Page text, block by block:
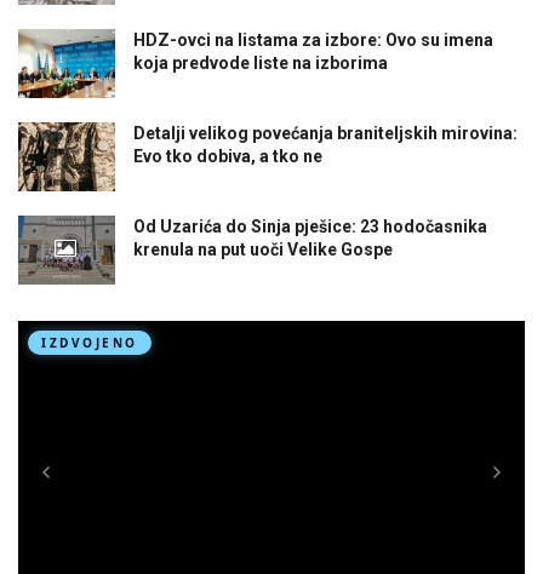
HDZ-ovci na listama za izbore: Ovo su imena
koja predvode liste na izborima
Detalji velikog povećanja braniteljskih mirovina:
Evo tko dobiva, a tko ne
Od Uzarića do Sinja pješice: 23 hodočasnika
krenula na put uoči Velike Gospe